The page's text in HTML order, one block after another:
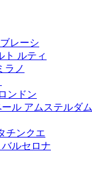
レーシ
ト ルティ
ラノ
ンドン
ール アムステルダム
チンクエ
バルセロナ